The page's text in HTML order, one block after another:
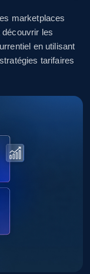
rating,
and
rating,
and
marketplaces
les
en utilisant
tarifaires